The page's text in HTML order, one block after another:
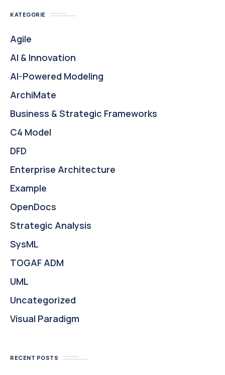
KATEGORIE
Agile
AI & Innovation
AI-Powered Modeling
ArchiMate
Business & Strategic Frameworks
C4 Model
DFD
Enterprise Architecture
Example
OpenDocs
Strategic Analysis
SysML
TOGAF ADM
UML
Uncategorized
Visual Paradigm
RECENT POSTS